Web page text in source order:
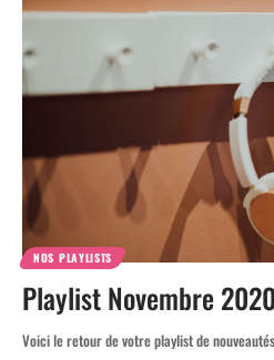
NOS PLAYLISTS
Playlist Novembre
Voici le retour de votre playlist de